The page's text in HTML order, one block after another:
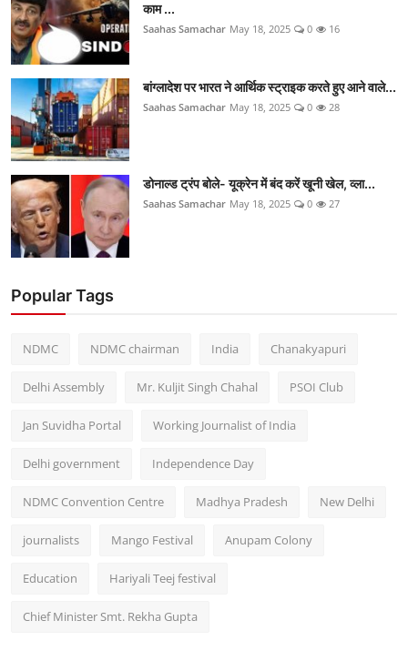
काम ...
Saahas Samachar May 18, 2025 0 16
बांग्लादेश पर भारत ने आर्थिक स्ट्राइक करते हुए आने वाले...
Saahas Samachar May 18, 2025 0 28
डोनाल्ड ट्रंप बोले- यूक्रेन में बंद करें खूनी खेल, व्ला...
Saahas Samachar May 18, 2025 0 27
Popular Tags
NDMC NDMC chairman India Chanakyapuri
Delhi Assembly Mr. Kuljit Singh Chahal PSOI Club
Jan Suvidha Portal Working Journalist of India
Delhi government Independence Day
NDMC Convention Centre Madhya Pradesh New Delhi
journalists Mango Festival Anupam Colony
Education Hariyali Teej festival
Chief Minister Smt. Rekha Gupta